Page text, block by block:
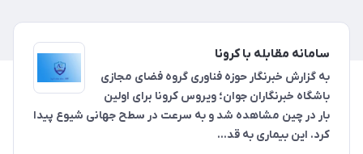
سامانه مقابله با کرونا
به گزارش خبرنگار حوزه فناوری گروه فضای مجازی
باشگاه خبرنگاران جوان؛ ویروس کرونا برای اولین
بار در چین مشاهده شد و به سرعت در سطح جهانی شیوع پیدا
کرد. این بیماری به قد...